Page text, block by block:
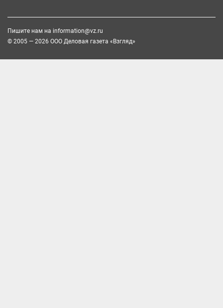
Пишите нам на information@vz.ru
© 2005 — 2026 ООО Деловая газета «Взгляд»